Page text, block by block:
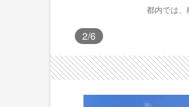
都内では、
2/6